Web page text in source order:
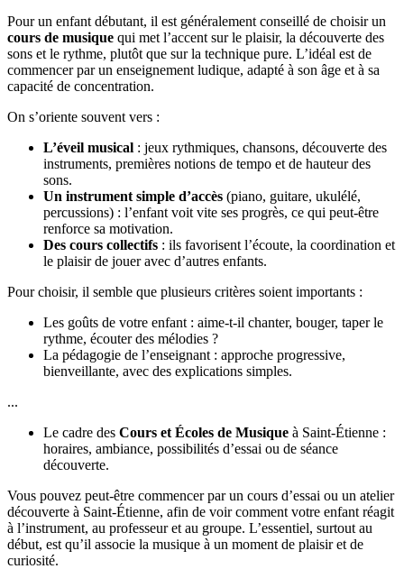
Pour un enfant débutant, il est généralement conseillé de choisir un
cours de musique qui met l’accent sur le plaisir, la découverte des
sons et le rythme, plutôt que sur la technique pure. L’idéal est de
commencer par un enseignement ludique, adapté à son âge et à sa
capacité de concentration.
On s’oriente souvent vers :
L’éveil musical : jeux rythmiques, chansons, découverte des
instruments, premières notions de tempo et de hauteur des
sons.
Un instrument simple d’accès (piano, guitare, ukulélé,
percussions) : l’enfant voit vite ses progrès, ce qui peut-être
renforce sa motivation.
Des cours collectifs : ils favorisent l’écoute, la coordination et
le plaisir de jouer avec d’autres enfants.
Pour choisir, il semble que plusieurs critères soient importants :
Les goûts de votre enfant : aime-t-il chanter, bouger, taper le
rythme, écouter des mélodies ?
La pédagogie de l’enseignant : approche progressive,
bienveillante, avec des explications simples.
...
Le cadre des Cours et Écoles de Musique à Saint-Étienne :
horaires, ambiance, possibilités d’essai ou de séance
découverte.
Vous pouvez peut-être commencer par un cours d’essai ou un atelier
découverte à Saint-Étienne, afin de voir comment votre enfant réagit
à l’instrument, au professeur et au groupe. L’essentiel, surtout au
début, est qu’il associe la musique à un moment de plaisir et de
curiosité.